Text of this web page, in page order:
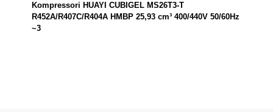
Kompressori HUAYI CUBIGEL MS26T3-T
R452A/R407C/R404A HMBP 25,93 cm³ 400/440V 50/60Hz
~3